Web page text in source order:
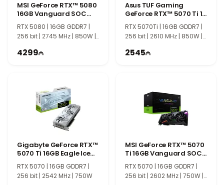
MSI GeForce RTX™ 5080
16GB Vanguard SOC
Launch
RTX 5080 | 16GB GDDR7 |
256 bit | 2745 MHz | 850W |
4299
Asus TUF Gaming
GeForce RTX™ 5070 Ti 16
GB OC 90YV0MD0-
M0NA00
RTX 5070Ti | 16GB GDDR7 |
256 bit | 2610 MHz | 850W |
2545
Gigabyte GeForce RTX™
5070 Ti 16GB Eagle Ice
SFF OC
RTX 5070 | 16GB GDDR7 |
256 bit | 2542 MHz | 750W
MSI GeForce RTX™ 5070
Ti 16GB Vanguard SOC
Launch
RTX 5070 | 16GB GDDR7 |
256 bit | 2602 MHz | 750W |